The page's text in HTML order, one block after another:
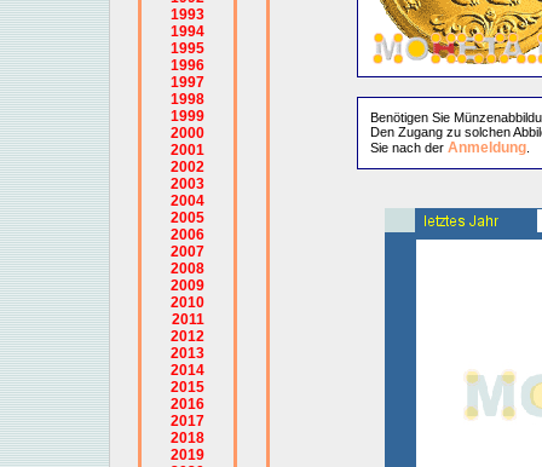
1993
1994
1995
1996
1997
1998
1999
2000
2001
2002
2003
2004
2005
2006
2007
2008
2009
2010
2011
2012
2013
2014
2015
2016
2017
2018
2019
Benötigen Sie
Den Zugang zu solchen
Sie nach der Anmeldung.